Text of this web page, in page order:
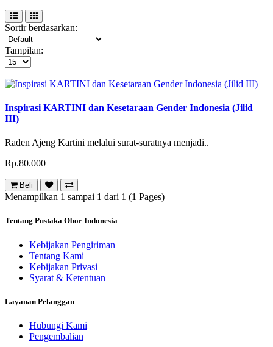
Sortir berdasarkan:
Tampilan:
Inspirasi KARTINI dan Kesetaraan Gender Indonesia (Jilid
III)
Raden Ajeng Kartini melalui surat-suratnya menjadi..
Rp.80.000
Beli
Menampilkan 1 sampai 1 dari 1 (1 Pages)
Tentang Pustaka Obor Indonesia
Kebijakan Pengiriman
Tentang Kami
Kebijakan Privasi
Syarat & Ketentuan
Layanan Pelanggan
Hubungi Kami
Pengembalian